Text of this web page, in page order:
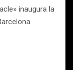
inaugura la